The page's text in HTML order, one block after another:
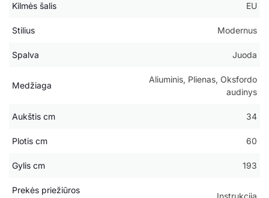
Kilmės šalis EU
Stilius Modernus
Spalva Juoda
Medžiaga
Aliuminis, Plienas, Oksfordo
audinys
Aukštis cm 34
Plotis cm 60
Gylis cm 193
Prekės priežiūros